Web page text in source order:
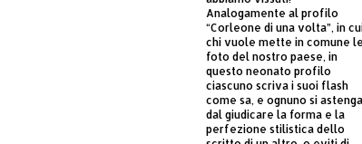
Analogamente al profilo
“Corleone di una volta”, in
chi vuole mette in comune le
foto del nostro paese, in
questo neonato profilo
ciascuno scriva i suoi flash
come sa, e ognuno si astenga
dal giudicare la forma e la
perfezione stilistica dello